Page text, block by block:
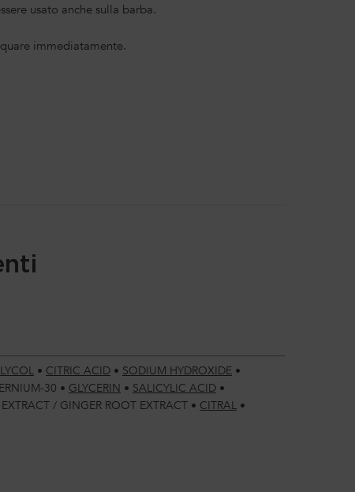
usato anche sulla barba.
immediatamente.
• CITRIC ACID • SODIUM HYDROXIDE •
30 • GLYCERIN • SALICYLIC ACID •
/ GINGER ROOT EXTRACT • CITRAL •